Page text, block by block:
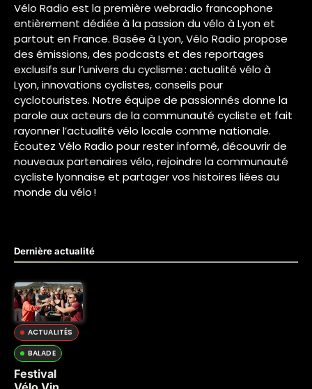
Vélo Radio est la première webradio francophone
entièrement dédiée à la passion du vélo à Lyon et
partout en France. Basée à Lyon, Vélo Radio propose
des émissions, des podcasts et des reportages
exclusifs sur l’univers du cyclisme : actualité vélo à
Lyon, innovations cyclistes, conseils pour
cyclotouristes. Notre équipe de passionnés donne la
parole aux acteurs de la communauté cycliste et fait
rayonner l’actualité vélo locale comme nationale.
Écoutez Vélo Radio pour rester informé, découvrir de
nouveaux partenaires vélo, rejoindre la communauté
cycliste lyonnaise et partager vos histoires liées au
monde du vélo !
Dernière actualité
ACTUALITÉS
BALADE
Festival